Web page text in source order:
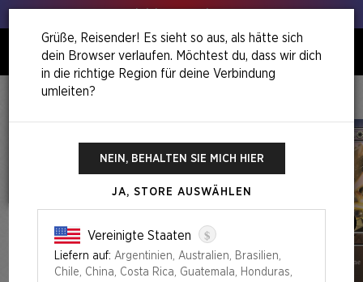
0
Home Back To School Superdrop
Grüße, Reisender! Es sieht so aus, als hätte sich
dein Browser verlaufen. Möchtest du, dass wir dich
in die richtige Region für deine Verbindung
umleiten?
NEIN, BEHALTEN SIE MICH HIER
JA, STORE AUSWÄHLEN
Vereinigte Staaten $
Liefern auf: Argentinien, Australien, Brasilien,
Chile, China, Costa Rica, Guatemala, Honduras,